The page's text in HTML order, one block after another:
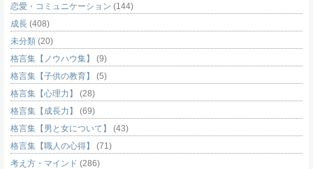
恋愛・コミュニケーション (144)
成長 (408)
未分類 (20)
格言集【ノウハウ集】
(9)
格言集【子供の教育】
(5)
格言集【心理力】
(28)
格言集【成長力】
(69)
格言集【男と女について】
(43)
格言集【職人の心得】
(71)
考え方・マインド (286)